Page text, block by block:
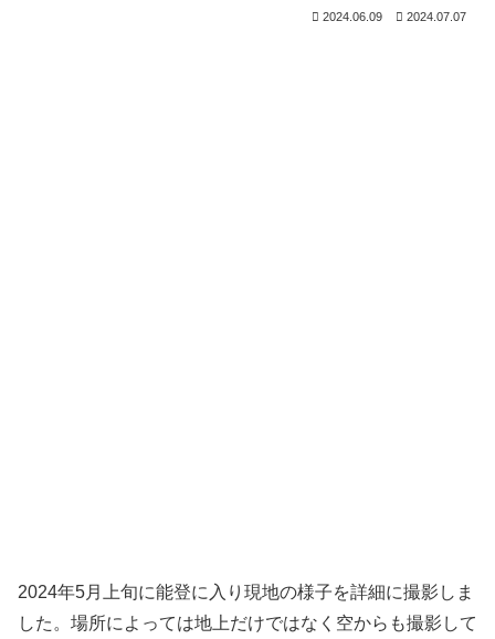
2024.06.09 2024.07.07
2024年5月上旬に能登に入り現地の様子を詳細に撮影しま
した。場所によっては地上だけではなく空からも撮影して